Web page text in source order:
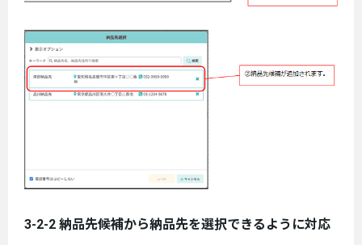
3-2-2 納品先候補から納品先を選択できるように対応